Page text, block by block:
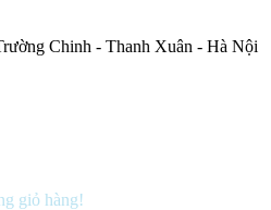
Chinh - Thanh Xuân - Hà Nội
giỏ hàng!